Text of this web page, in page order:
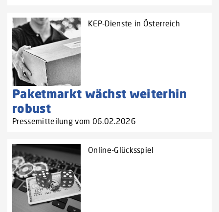
KEP-Dienste in Österreich
Paketmarkt wächst weiterhin
robust
Pressemitteilung vom 06.02.2026
Online-Glücksspiel